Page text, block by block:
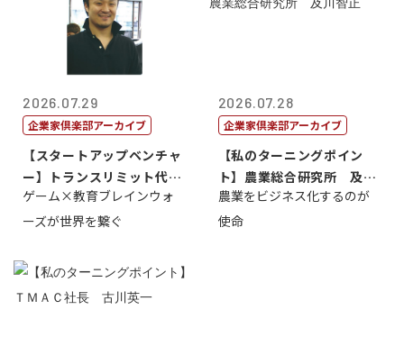
2026.07.29
企業家倶楽部アーカイブ
【スタートアップベンチャ
ー】トランスリミット代表
取締役社長 ...
ゲーム×教育ブレインウォ
ーズが世界を繋ぐ
2026.07.28
企業家倶楽部アーカイブ
【私のターニングポイン
ト】農業総合研究所 及川
智正
農業をビジネス化するのが
使命